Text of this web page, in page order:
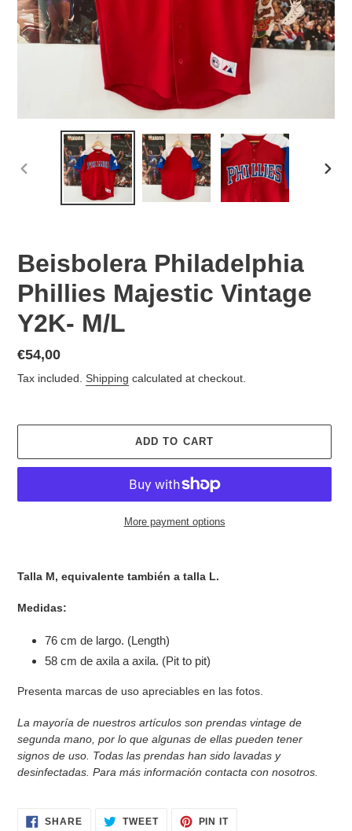
PREVIOUS
Beisbolera Philadelphia
Phillies Majestic Vintage
Y2K- M/L
Regular
price
€54,00
Tax included. Shipping calculated at checkout.
ADD TO CART
More payment options
your
Talla M, equivalente también a talla L.
Medidas:
76 cm de largo. (Length)
58 cm de axila a axila. (Pit to pit)
Presenta marcas de uso apreciables en las fotos.
La mayoría de nuestros artículos son prendas vintage de
segunda mano, por lo que algunas de ellas pueden tener
signos de uso. Todas las prendas han sido lavadas y
desinfectadas. Para más información contacta con nosotros.
SHARESHARE TWEETTWEET
PIN ITPIN